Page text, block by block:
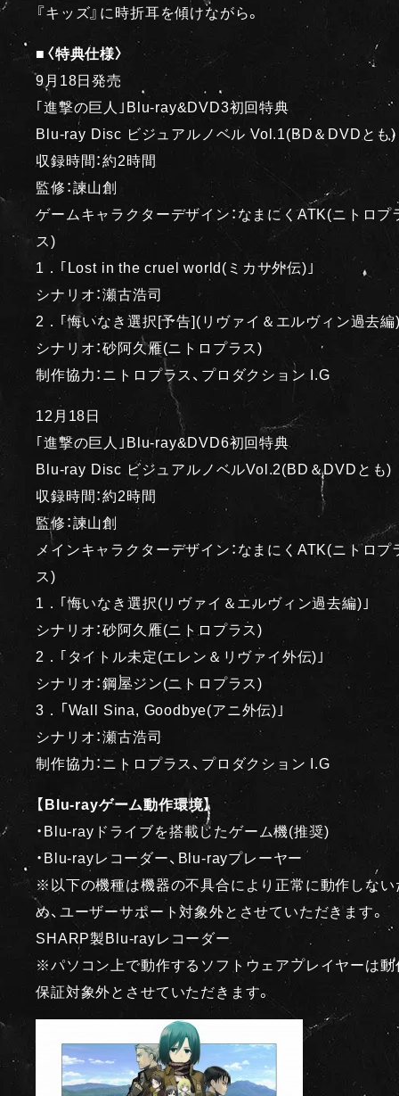
『キッズ』に時折耳を傾けながら。
■〈特典仕様〉
9月18日発売
｢進撃の巨人｣Blu-ray&DVD3初回特典
Blu-ray Disc ビジュアルノベル Vol.1(BD＆DVDとも)
収録時間：約2時間
監修：諫山創
ゲームキャラクターデザイン：なまにくATK(ニトロプ
ス)
1．｢Lost in the cruel world(ミカサ外伝)｣
シナリオ：瀬古浩司
2．｢悔いなき選択[予告](リヴァイ＆エルヴィン過去編
シナリオ：砂阿久雁(ニトロプラス)
制作協力：ニトロプラス、プロダクション I.G
12月18日
｢進撃の巨人｣Blu-ray&DVD6初回特典
Blu-ray Disc ビジュアルノベルVol.2(BD＆DVDとも)
収録時間：約2時間
監修：諫山創
メインキャラクターデザイン：なまにくATK(ニトロプ
ス)
1．｢悔いなき選択(リヴァイ＆エルヴィン過去編)｣
シナリオ：砂阿久雁(ニトロプラス)
2．｢タイトル未定(エレン＆リヴァイ外伝)｣
シナリオ：鋼屋ジン(ニトロプラス)
3．「Wall Sina, Goodbye(アニ外伝)｣
シナリオ：瀬古浩司
制作協力：ニトロプラス、プロダクション I.G
【Blu-rayゲーム動作環境】
・Blu-rayドライブを搭載したゲーム機(推奨)
・Blu-rayレコーダー、Blu-rayプレーヤー
※以下の機種は機器の不具合により正常に動作しない
め、ユーザーサポート対象外とさせていただきます。
SHARP製Blu-rayレコーダー
※パソコン上で動作するソフトウェアプレイヤーは動
保証対象外とさせていただきます。